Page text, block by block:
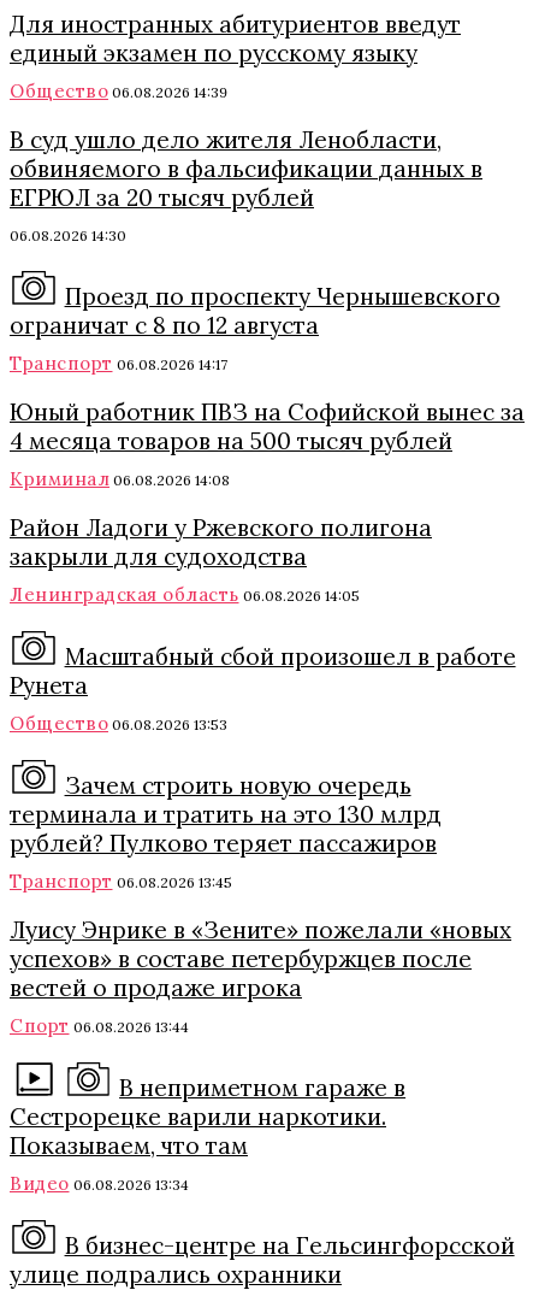
Для иностранных абитуриентов введут
единый экзамен по русскому языку
Общество 06.08.2026 14:39
В суд ушло дело жителя Ленобласти,
обвиняемого в фальсификации данных в
ЕГРЮЛ за 20 тысяч рублей
06.08.2026 14:30
Проезд по проспекту Чернышевского
ограничат с 8 по 12 августа
Транспорт 06.08.2026 14:17
Юный работник ПВЗ на Софийской вынес за
4 месяца товаров на 500 тысяч рублей
Криминал 06.08.2026 14:08
Район Ладоги у Ржевского полигона
закрыли для судоходства
Ленинградская область 06.08.2026 14:05
Масштабный сбой произошел в работе
Рунета
Общество 06.08.2026 13:53
Зачем строить новую очередь
терминала и тратить на это 130 млрд
рублей? Пулково теряет пассажиров
Транспорт 06.08.2026 13:45
Луису Энрике в «Зените» пожелали «новых
успехов» в составе петербуржцев после
вестей о продаже игрока
Спорт 06.08.2026 13:44
В неприметном гараже в
Сестрорецке варили наркотики.
Показываем, что там
Видео 06.08.2026 13:34
В бизнес-центре на Гельсингфорсской
улице подрались охранники